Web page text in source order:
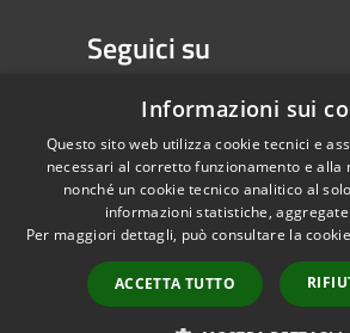
Seguici su
FacebookYoutubeWhatsapp
RSS
Accessibilità
Privacy
Cookie
Informazioni sui
Questo sito web utilizza cookie tecnici e
necessari al corretto funzionamento e alla
nonché un cookie tecnico analitico al
informazioni statistiche,
Per maggiori dettagli, può consultare la
ACCETTA TUTTO